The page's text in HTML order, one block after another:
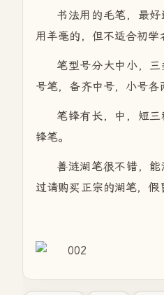
书法用的毛笔，最
用羊毫的，但不适合初学
笔型号分大中小，
号笔，备齐中号，小号各
笔锋有长，中，短
锋笔。
善涟湖笔很不错，
过请购买正宗的湖笔，假